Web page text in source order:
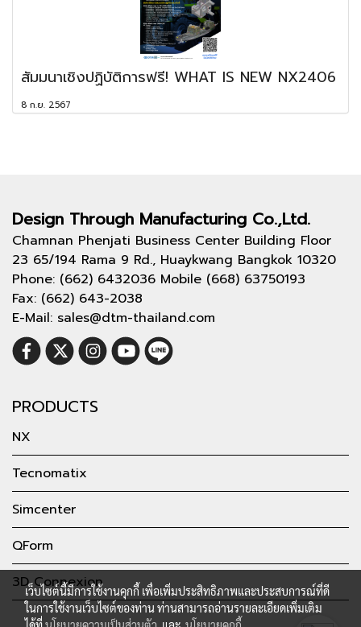
สัมมนาเชิงปฏิบัติการฟรี! WHAT IS NEW NX2406
8 ก.ย. 2567
Design Through Manufacturing Co.,Ltd.
Chamnan Phenjati Business Center Building Floor
23 65/194 Rama 9 Rd., Huaykwang Bangkok 10320
Phone: (662) 6432036 Mobile (668) 63750193
Fax: (662) 643-2038
E-Mail: sales@dtm-thailand.com
PRODUCTS
NX
Tecnomatix
Simcenter
QForm
3D Connexion
เว็บไซต์นี้มีการใช้งานคุกกี้ เพื่อเพิ่มประสิทธิภาพและประสบการณ์ที่ดี
ในการใช้งานเว็บไซต์ของท่าน ท่านสามารถอ่านรายละเอียดเพิ่มเติม